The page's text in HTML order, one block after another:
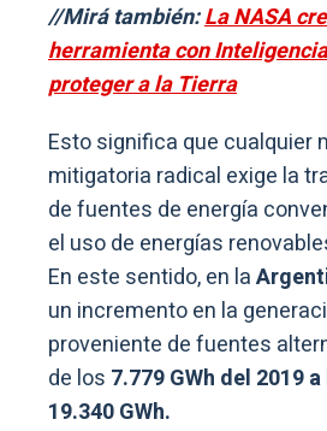
//Mirá también:La NASA
herramienta con
proteger a la Tierra
Esto significa que cualquier
mitigatoria radical exige la
de fuentes de energía
el uso de energías
En este sentido, en la
un incremento en la
proveniente de fuentes
de los 7.779 GWh del 2019
19.340 GWh.